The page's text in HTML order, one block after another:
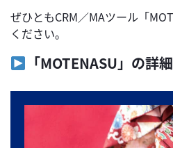
ぜひともCRM／MAツール「
ください。
「MOTENASU」の詳